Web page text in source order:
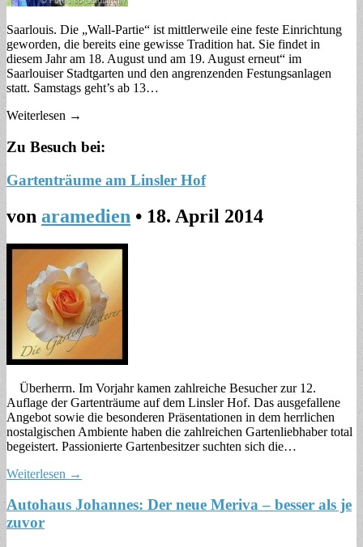
Saarlouis. Die „Wall-Partie“ ist mittlerweile eine feste Einrichtung
geworden, die bereits eine gewisse Tradition hat. Sie findet in
diesem Jahr am 18. August und am 19. August erneut“ im
Saarlouiser Stadtgarten und den angrenzenden Festungsanlagen
statt. Samstags geht’s ab 13…
Weiterlesen →
Zu Besuch bei:
Gartenträume am Linsler Hof
von aramedien • 18. April 2014
Überherrn. Im Vorjahr kamen zahlreiche Besucher zur 12.
Auflage der Gartenträume auf dem Linsler Hof. Das ausgefallene
Angebot sowie die besonderen Präsentationen in dem herrlichen
nostalgischen Ambiente haben die zahlreichen Gartenliebhaber total
begeistert. Passionierte Gartenbesitzer suchten sich die…
Weiterlesen →
Autohaus Johannes: Der neue Meriva – besser als je
zuvor